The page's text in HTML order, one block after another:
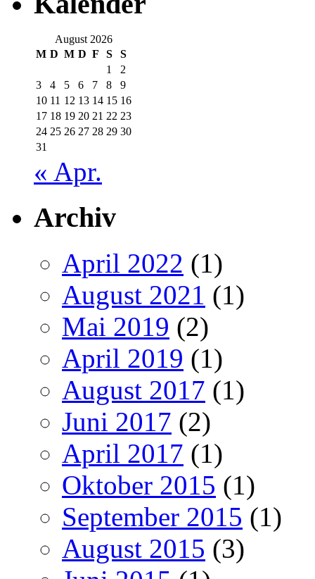
August 2026
M D M D F S
S
1
2
3
4 5 6 7 8
9
10 11 12 13 14 15 16
17 18 19 20 21 22 23
24 25 26 27 28 29 30
31
« Apr.
Archiv
April 2022 (1)
August 2021 (1)
Mai 2019 (2)
April 2019 (1)
August 2017 (1)
Juni 2017 (2)
April 2017 (1)
Oktober 2015 (1)
September 2015 (1)
August 2015 (3)